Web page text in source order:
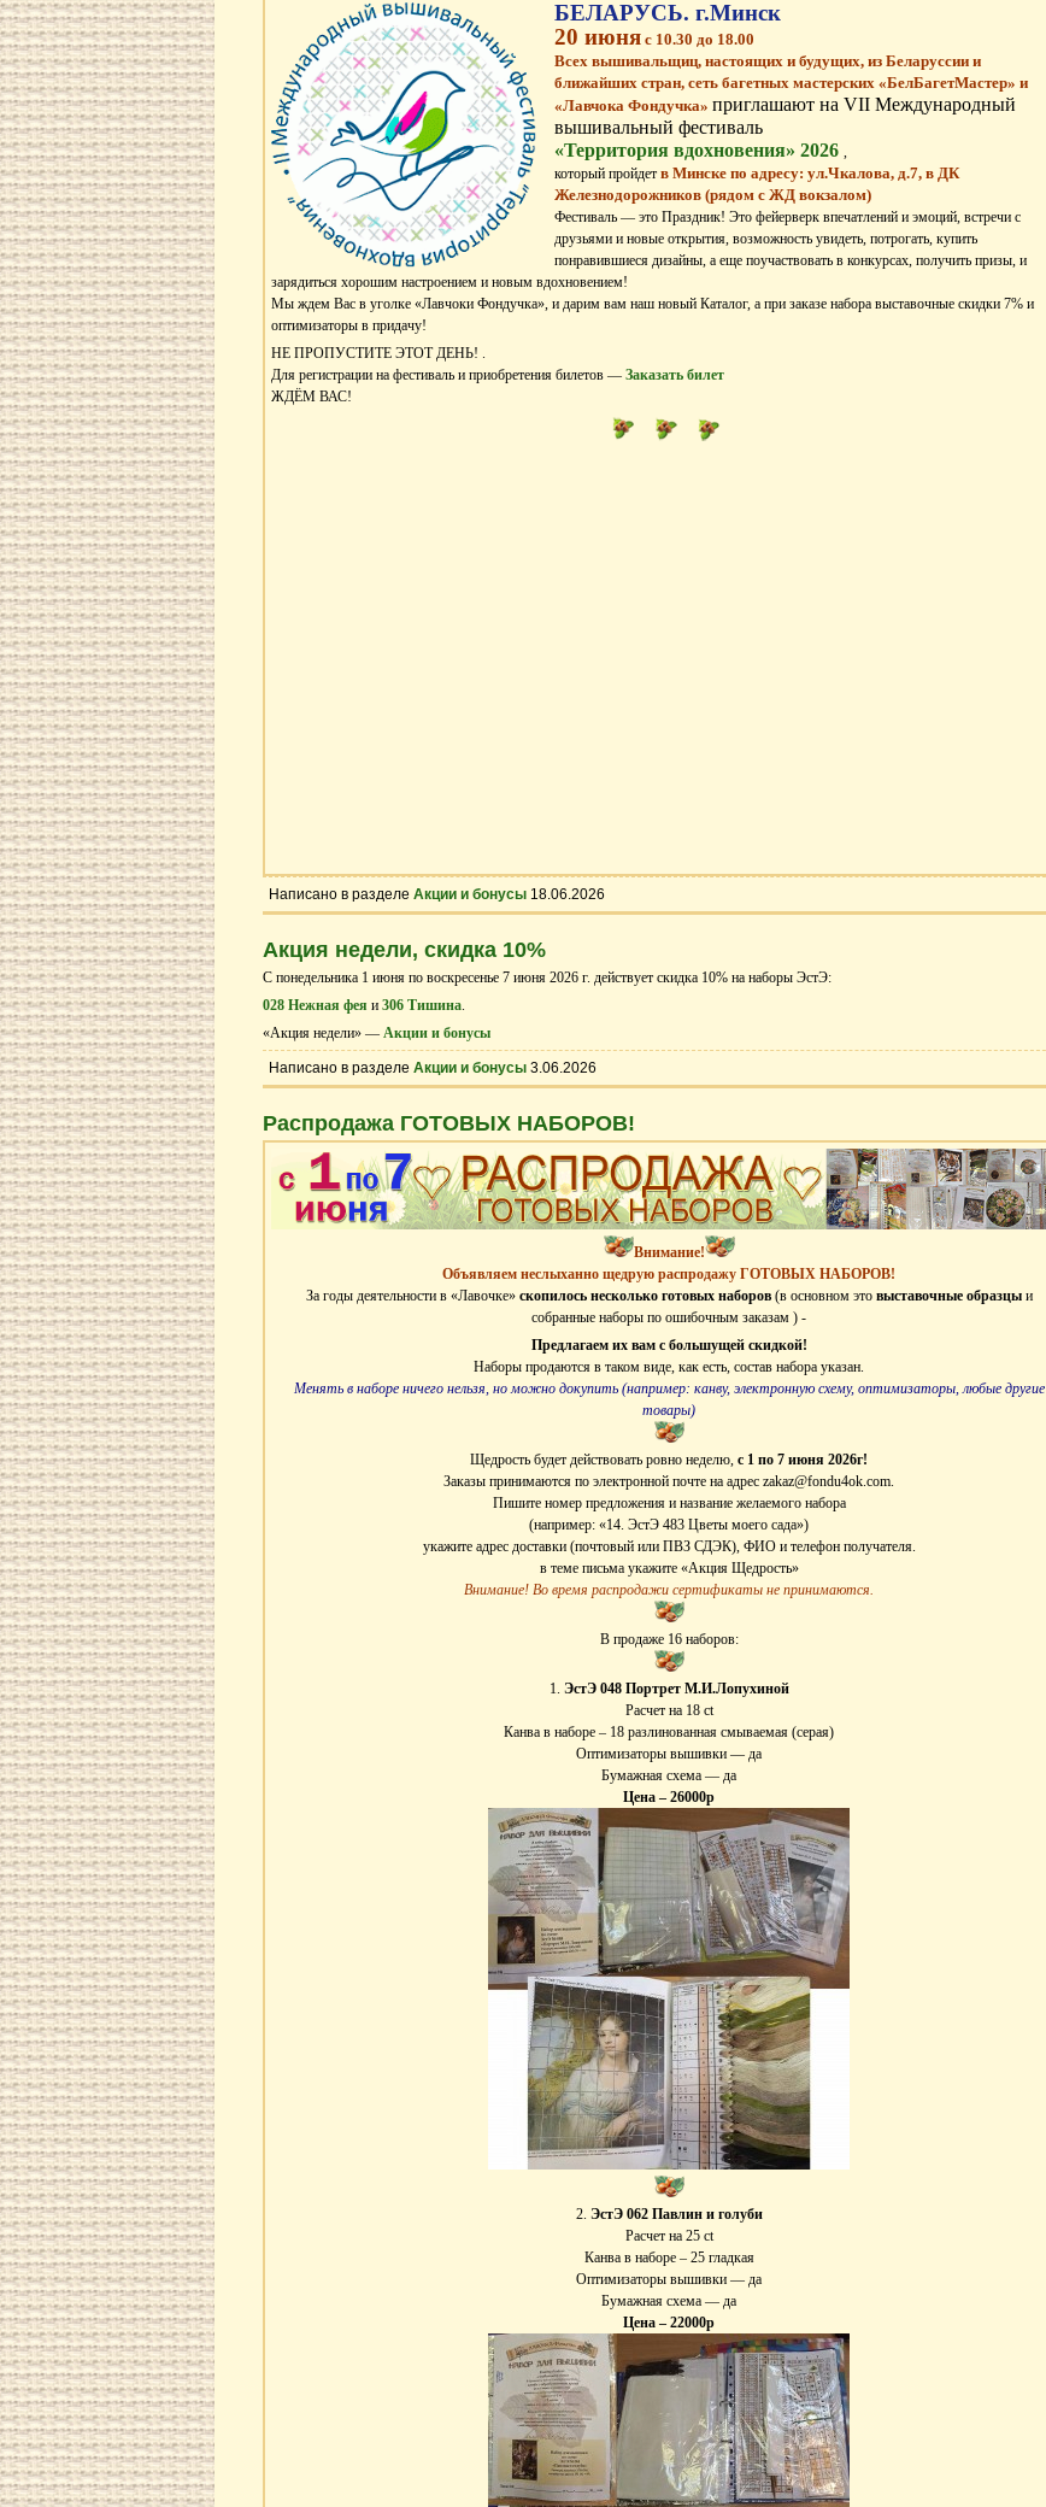
БЕЛАРУСЬ. г.Минск
20 июня с 10.30 до 18.00
Всех вышивальщиц, настоящих и будущих, из Беларуссии и
ближайших стран, сеть багетных мастерских «БелБагетМастер» и
«Лавчока Фондучка» приглашают на VII Международный
вышивальный фестиваль
«Территория вдохновения» 2026 ,
который пройдет в Минске по адресу: ул.Чкалова, д.7, в ДК
Железнодорожников (рядом с ЖД вокзалом)
Фестиваль — это Праздник! Это фейерверк впечатлений и эмоций, встречи с
друзьями и новые открытия, возможность увидеть, потрогать, купить
понравившиеся дизайны, а еще поучаствовать в конкурсах, получить призы, и
зарядиться хорошим настроением и новым вдохновением!
Мы ждем Вас в уголке «Лавчоки Фондучка», и дарим вам наш новый Каталог, а при заказе набора выставочные скидки 7% и
оптимизаторы в придачу!
НЕ ПРОПУСТИТЕ ЭТОТ ДЕНЬ! .
Для регистрации на фестиваль и приобретения билетов — Заказать билет
ЖДЁМ ВАС!
Написано в разделе Акции и бонусы 18.06.2026
Акция недели, скидка 10%
С понедельника 1 июня по воскресенье 7 июня 2026 г. действует скидка 10% на наборы ЭстЭ:
028 Нежная фея и 306 Тишина.
«Акция недели» — Акции и бонусы
Написано в разделе Акции и бонусы 3.06.2026
Распродажа ГОТОВЫХ НАБОРОВ!
Внимание!
Объявляем неслыханно щедрую распродажу ГОТОВЫХ НАБОРОВ!
За годы деятельности в «Лавочке» скопилось несколько готовых наборов(в основном это выставочные образцыи
собранные наборы по ошибочным заказам ) -
Предлагаем их вам с большущей скидкой!
Наборы продаются в таком виде, как есть, состав набора указан.
Менять в наборе ничего нельзя, но можно докупить (например: канву, электронную схему, оптимизаторы, любые другие
товары)
Щедрость будет действовать ровно неделю, с 1 по 7 июня 2026г!
Заказы принимаются по электронной почте на адрес zakaz@fondu4ok.com.
Пишите номер предложения и название желаемого набора
(например: «14. ЭстЭ 483 Цветы моего сада»)
укажите адрес доставки (почтовый или ПВЗ СДЭК), ФИО и телефон получателя.
в теме письма укажите «Акция Щедрость»
Внимание! Во время распродажи сертификаты не принимаются.
В продаже 16 наборов:
1. ЭстЭ 048 Портрет М.И.Лопухиной
Расчет на 18 сt
Канва в наборе – 18 разлинованная смываемая (серая)
Оптимизаторы вышивки — да
Бумажная схема — да
Цена – 26000р
2. ЭстЭ 062 Павлин и голуби
Расчет на 25 сt
Канва в наборе – 25 гладкая
Оптимизаторы вышивки — да
Бумажная схема — да
Цена – 22000р